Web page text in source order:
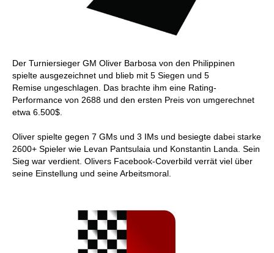
Der Turniersieger GM Oliver Barbosa von den Philippinen
spielte ausgezeichnet und blieb mit 5 Siegen und 5
Remise ungeschlagen. Das brachte ihm eine Rating-
Performance von 2688 und den ersten Preis von umgerechnet
etwa 6.500$.
Oliver spielte gegen 7 GMs und 3 IMs und besiegte dabei starke
2600+ Spieler wie Levan Pantsulaia und Konstantin Landa. Sein
Sieg war verdient. Olivers Facebook-Coverbild verrät viel über
seine Einstellung und seine Arbeitsmoral.